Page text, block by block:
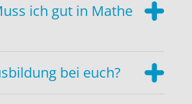
ich gut in Mathe
bei euch?